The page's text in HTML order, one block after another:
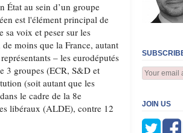
État au sein d’un groupe
est l'élément principal de
sa voix et peser sur les
moins que la France, autant
– les eurodéputés
3 groupes (ECR, S&D et
(soit autant que les
le cadre de la 8e
libéraux (ALDE), contre 12
JOIN US